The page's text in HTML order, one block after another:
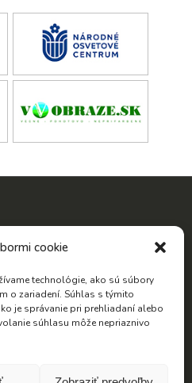
cookie
technológie, ako sú súbory
o zariadení. Súhlas s týmito
je správanie pri prehliadaní alebo
súhlasu môže nepriaznivo